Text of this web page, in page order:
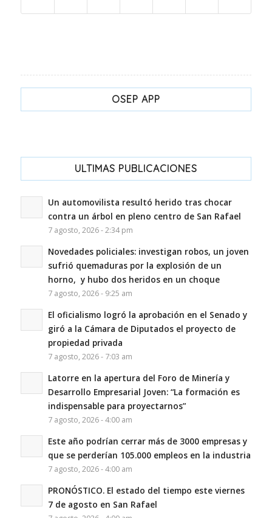
OSEP APP
ULTIMAS PUBLICACIONES
Un automovilista resultó herido tras chocar
contra un árbol en pleno centro de San Rafael
7 agosto, 2026 - 2:34 pm
Novedades policiales: investigan robos, un joven
sufrió quemaduras por la explosión de un
horno, y hubo dos heridos en un choque
7 agosto, 2026 - 9:25 am
El oficialismo logró la aprobación en el Senado y
giró a la Cámara de Diputados el proyecto de
propiedad privada
7 agosto, 2026 - 7:03 am
Latorre en la apertura del Foro de Minería y
Desarrollo Empresarial Joven: “La formación es
indispensable para proyectarnos”
7 agosto, 2026 - 4:00 am
Este año podrían cerrar más de 3000 empresas y
que se perderían 105.000 empleos en la industria
7 agosto, 2026 - 4:00 am
PRONÓSTICO. El estado del tiempo este viernes
7 de agosto en San Rafael